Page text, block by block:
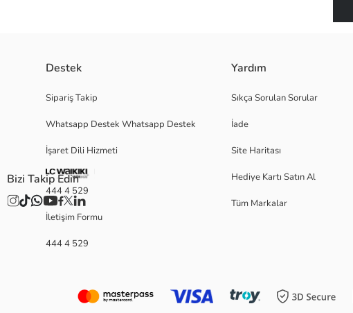
Destek
Sipariş Takip
Whatsapp Destek Whatsapp Destek
İşaret Dili Hizmeti
444 4 529
İletişim Formu
444 4 529
Yardım
Sıkça Sorulan Sorular
İade
Site Haritası
Hediye Kartı Satın Al
Tüm Markalar
Bizi Takip Edin